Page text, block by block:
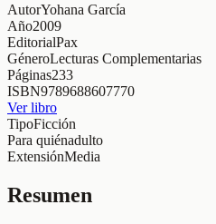
AutorYohana García
Año2009
EditorialPax
GéneroLecturas Complementarias
Páginas233
ISBN9789688607770
Ver libro
TipoFicción
Para quiénadulto
ExtensiónMedia
Resumen